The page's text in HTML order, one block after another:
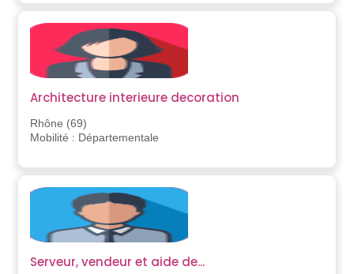
Architecture interieure decoration
Rhône (69)
Mobilité : Départementale
Serveur, vendeur et aide de...